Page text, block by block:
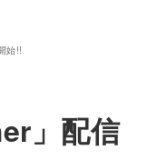
始!!
」配信